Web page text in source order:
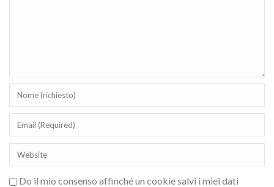
Do il mio consenso affinché un cookie salvi i miei dati